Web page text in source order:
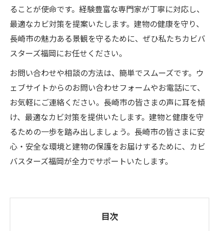
ることが使命です。経験豊富な専門家が丁寧に対応し、
最適なカビ対策を提案いたします。建物の健康を守り、
長崎市の魅力ある景観を守るために、ぜひ私たちカビバ
スターズ福岡にお任せください。
お問い合わせや相談の方法は、簡単でスムーズです。ウ
ェブサイトからのお問い合わせフォームやお電話にて、
お気軽にご連絡ください。長崎市の皆さまの声に耳を傾
け、最適なカビ対策を提供いたします。建物と健康を守
るための一歩を踏み出しましょう。長崎市の皆さまに安
心・安全な環境と建物の保護をお届けするために、カビ
バスターズ福岡が全力でサポートいたします。
目次